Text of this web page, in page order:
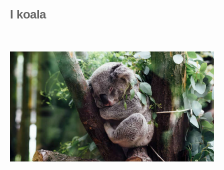
I koala